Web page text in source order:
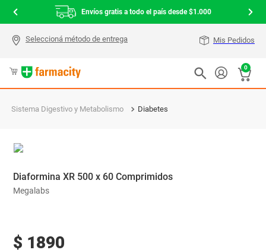
Envíos gratis a todo el país desde $1.000
Mis Pedidos
0
Sistema Digestivo y Metabolismo Diabetes
Diaformina XR 500 x 60 Comprimidos
Megalabs
$ 1890